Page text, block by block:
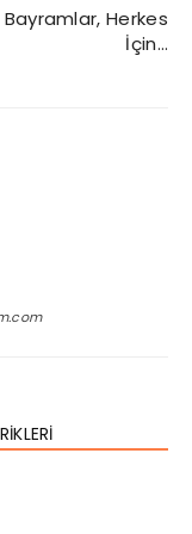
Bayramlar, Herkes
İçin…